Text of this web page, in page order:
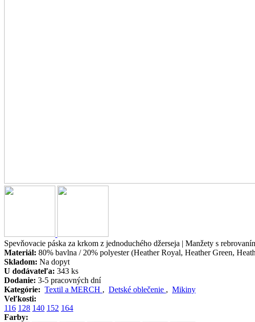
Spevňovacie páska za krkom z jednoduchého džerseja | Manžety s
Materiál: 80% bavlna / 20% polyester (Heather Royal, Heather Green,
Skladom: Na dopyt
U dodávateľa: 343 ks
Dodanie: 3-5 pracovných dní
Kategórie: Textil a MERCH , Detské oblečenie , Mikiny
Veľkosti:
116 128 140 152 164
Farby: